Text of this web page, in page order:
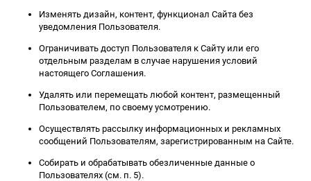
Изменять дизайн, контент, функционал Сайта без
уведомления Пользователя.
Ограничивать доступ Пользователя к Сайту или его
отдельным разделам в случае нарушения условий
настоящего Соглашения.
Удалять или перемещать любой контент, размещенный
Пользователем, по своему усмотрению.
Осуществлять рассылку информационных и рекламных
сообщений Пользователям, зарегистрированным на Сайте.
Собирать и обрабатывать обезличенные данные о
Пользователях (см. п. 5).